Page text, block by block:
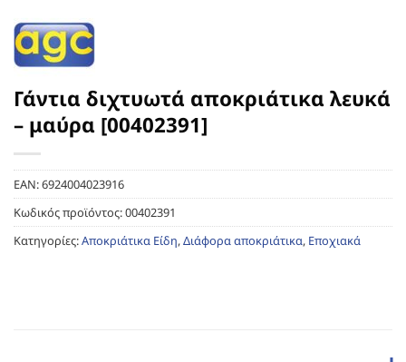
Γάντια διχτυωτά αποκριάτικα λευκά
– μαύρα [00402391]
EAN:6924004023916
Κωδικός προϊόντος:00402391
Κατηγορίες:Αποκριάτικα Είδη,Διάφορα αποκριάτικα, Εποχιακά